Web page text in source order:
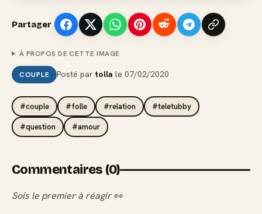
Partager
À PROPOS DE CETTE IMAGE
COUPLE Posté partolla le07/02/2020
#couple #folle #relation #teletubby
#question #amour
Commentaires (0)
Sois le premier à réagir 👀